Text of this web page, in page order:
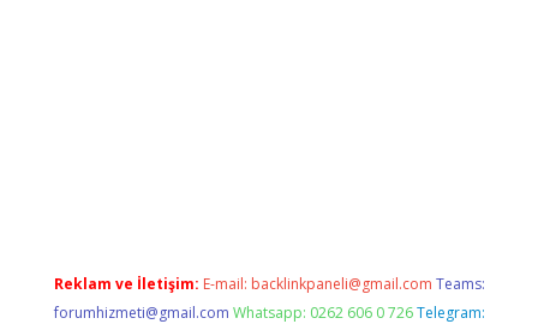
Reklam ve İletişim: E-mail: backlinkpaneli@gmail.com Teams:
forumhizmeti@gmail.com Whatsapp: 0262 606 0 726 Telegram: